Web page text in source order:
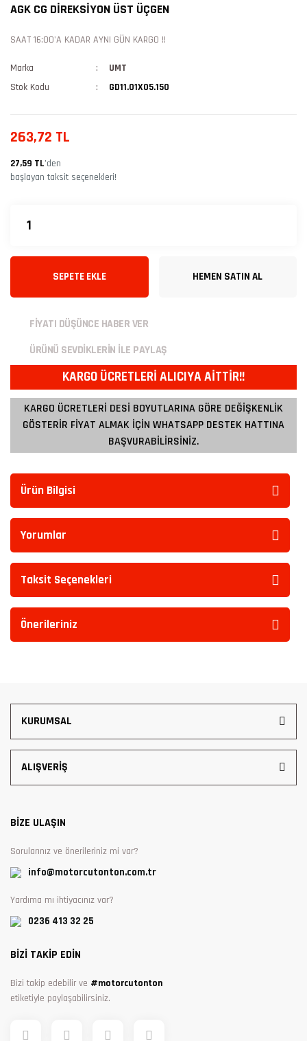
AGK CG DİREKSİYON ÜST ÜÇGEN
SAAT 16:00'A KADAR AYNI GÜN KARGO !!
Marka
UMT
Stok Kodu
GD11.01X05.150
263,72 TL
27,59 TL’den
başlayan taksit seçenekleri!
SEPETE EKLE HEMEN SATIN AL
FİYATI DÜŞÜNCE HABER VER
ÜRÜNÜ SEVDİKLERİN İLE PAYLAŞ
KARGO ÜCRETLERİ ALICIYA AİTTİR!!
KARGO ÜCRETLERİ DESİ BOYUTLARINA GÖRE DEĞİŞKENLİK
GÖSTERİR FİYAT ALMAK İÇİN WHATSAPP DESTEK HATTINA
BAŞVURABİLİRSİNİZ.
Ürün Bilgisi
Yorumlar
Taksit Seçenekleri
Önerileriniz
KURUMSAL
ALIŞVERİŞ
BİZE ULAŞIN
Sorularınız ve önerileriniz mi var?
info@motorcutonton.com.tr
Yardıma mı ihtiyacınız var?
0236 413 32 25
BİZİ TAKİP EDİN
Bizi takip edebilir ve #motorcutonton
etiketiyle paylaşabilirsiniz.